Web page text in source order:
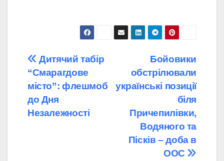
Навігація
записів
Бойовики
обстрілювали
українські позиції
біля
Причепилівки,
Водяного та
Пісків – доба в
ООС
Дитячий табір
“Смарагдове
місто”: флешмоб
до Дня
Незалежності